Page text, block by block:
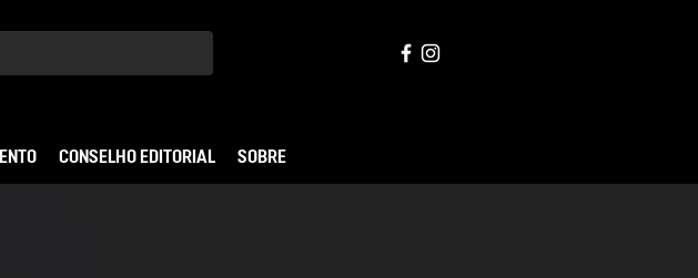
CONSELHO EDITORIAL SOBRE